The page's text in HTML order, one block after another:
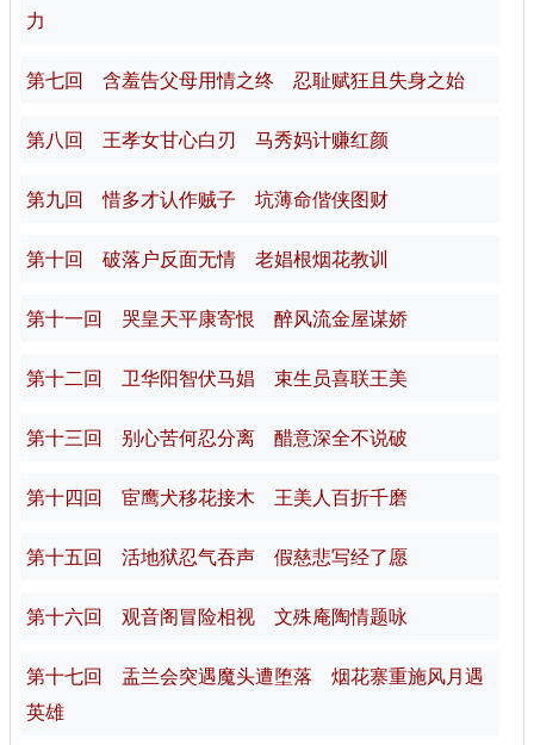
力
第七回 含羞告父母用情之终 忍耻赋狂且失身之始
第八回 王孝女甘心白刃 马秀妈计赚红颜
第九回 惜多才认作贼子 坑薄命偕侠图财
第十回 破落户反面无情 老娼根烟花教训
第十一回 哭皇天平康寄恨 醉风流金屋谋娇
第十二回 卫华阳智伏马娼 束生员喜联王美
第十三回 别心苦何忍分离 醋意深全不说破
第十四回 宦鹰犬移花接木 王美人百折千磨
第十五回 活地狱忍气吞声 假慈悲写经了愿
第十六回 观音阁冒险相视 文殊庵陶情题咏
第十七回 盂兰会突遇魔头遭堕落 烟花寨重施风月遇
英雄